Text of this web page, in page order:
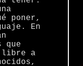
poner,
En
que
libre a